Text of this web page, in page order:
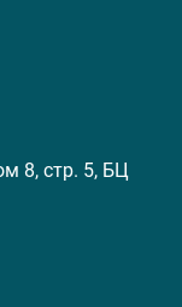
8, стр. 5, БЦ